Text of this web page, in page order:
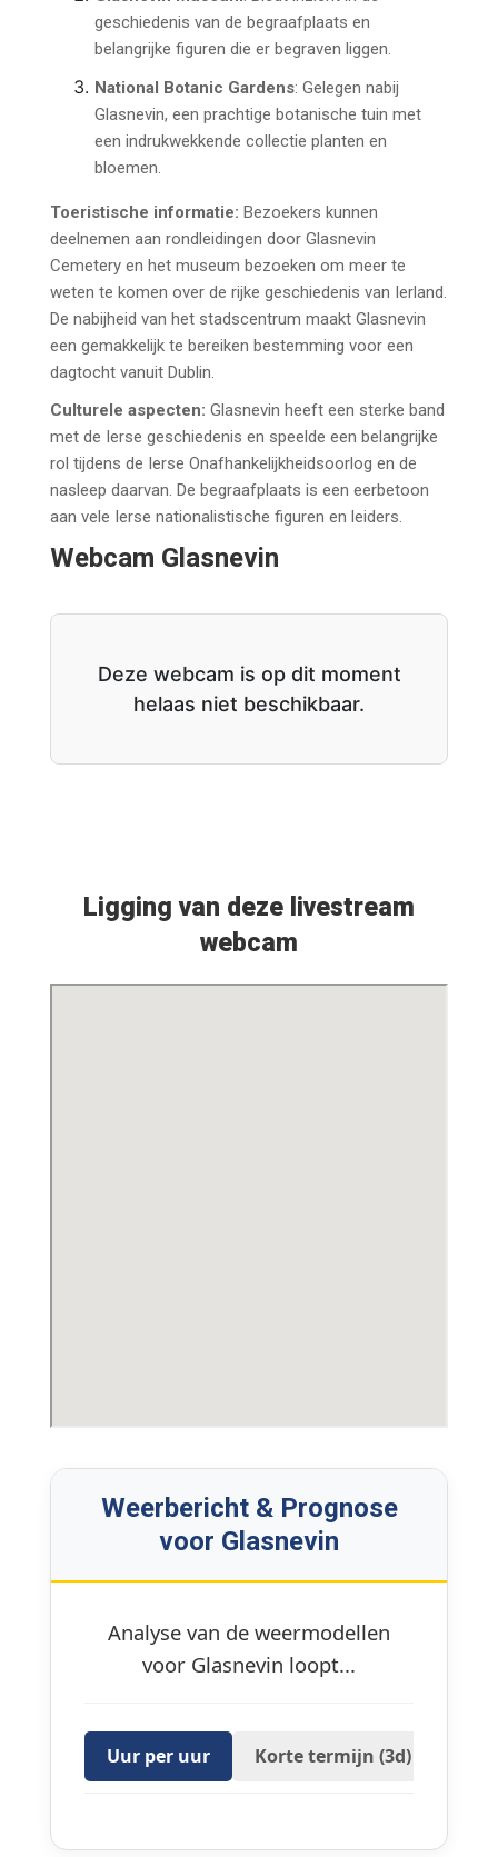
geschiedenis van de begraafplaats en
belangrijke figuren die er begraven liggen.
National Botanic Gardens: Gelegen nabij
Glasnevin, een prachtige botanische tuin met
een indrukwekkende collectie planten en
bloemen.
Toeristische informatie: Bezoekers kunnen
deelnemen aan rondleidingen door Glasnevin
Cemetery en het museum bezoeken om meer te
weten te komen over de rijke geschiedenis van Ierland.
De nabijheid van het stadscentrum maakt Glasnevin
een gemakkelijk te bereiken bestemming voor een
dagtocht vanuit Dublin.
Culturele aspecten: Glasnevin heeft een sterke band
met de Ierse geschiedenis en speelde een belangrijke
rol tijdens de Ierse Onafhankelijkheidsoorlog en de
nasleep daarvan. De begraafplaats is een eerbetoon
aan vele Ierse nationalistische figuren en leiders.
Webcam Glasnevin
Deze webcam is op dit moment
helaas niet beschikbaar.
Ligging van deze livestream
webcam
Weerbericht & Prognose
voor Glasnevin
Analyse van de weermodellen
voor Glasnevin loopt...
Uur per uur Korte termijn (3d)